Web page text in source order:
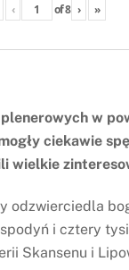
‹ of8 › »
w
ciekawie
wielkie
i cztery
Skansenu i